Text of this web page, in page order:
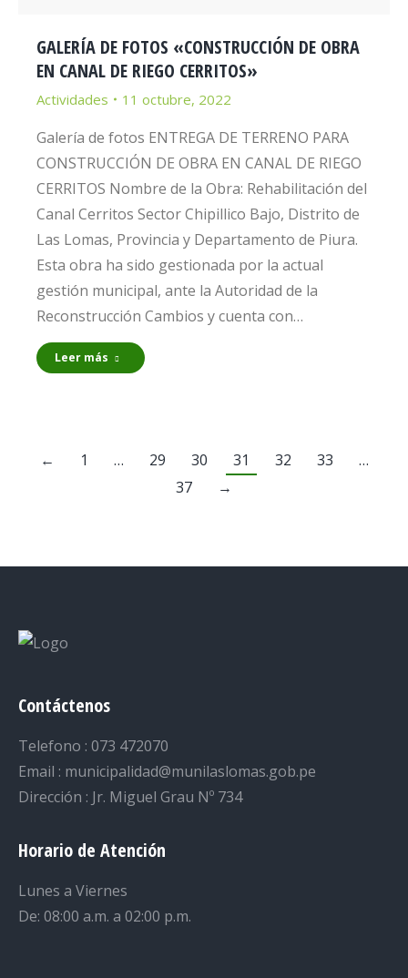
GALERÍA DE FOTOS «CONSTRUCCIÓN DE OBRA
EN CANAL DE RIEGO CERRITOS»
Actividades 11 octubre, 2022
Galería de fotos ENTREGA DE TERRENO PARA
CONSTRUCCIÓN DE OBRA EN CANAL DE RIEGO
CERRITOS Nombre de la Obra: Rehabilitación del
Canal Cerritos Sector Chipillico Bajo, Distrito de
Las Lomas, Provincia y Departamento de Piura.
Esta obra ha sido gestionada por la actual
gestión municipal, ante la Autoridad de la
Reconstrucción Cambios y cuenta con…
Leer más
← 1 … 29 30 31 32 33
…
37
→
Contáctenos
Telefono : 073 472070
Email : municipalidad@munilaslomas.gob.pe
Dirección : Jr. Miguel Grau Nº 734
Horario de Atención
Lunes a Viernes
De: 08:00 a.m. a 02:00 p.m.